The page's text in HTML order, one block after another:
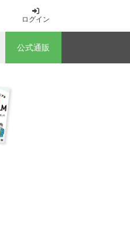
ログイン
公式通販